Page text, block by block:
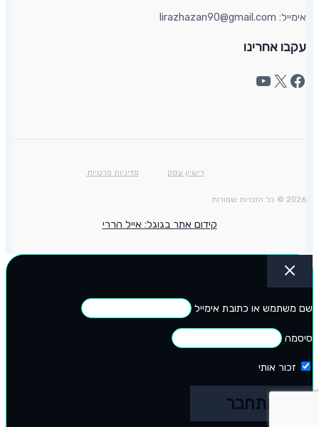
אימייל: lirazhazan90@gmail.com
עקבו אחרינו
רישיון עסק מדיניות פרטיות
2026 © כל הזכויות שמורות
קידום אתר בגוגל: אייל הררי
שם משתמש או כתובת אימייל
סיסמה
זכור אותי